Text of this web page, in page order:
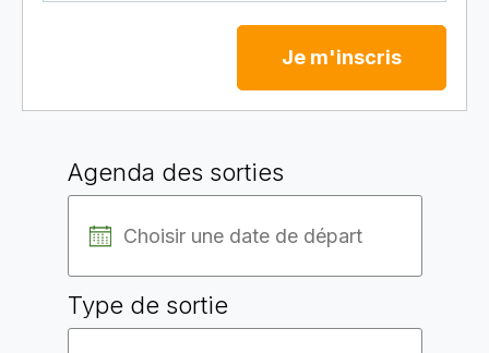
Je m'inscris
Agenda des sorties
Type de sortie